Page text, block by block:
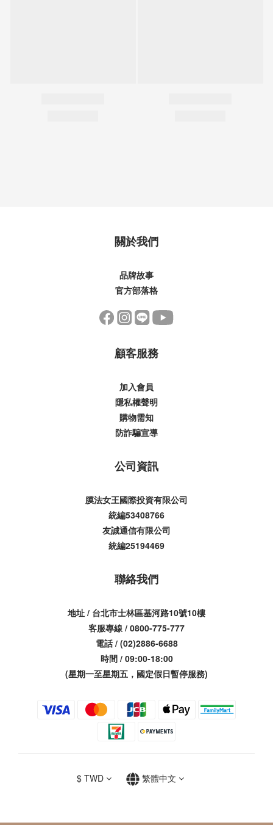
關於我們
品牌故事
官方部落格
顧客服務
加入會員
隱私權聲明
購物需知
防詐騙宣導
公司資訊
膜法女王國際投資有限公司
統編53408766
友誠通信有限公司
統編25194469
聯絡我們
地址 / 台北市士林區基河路10號10樓
客服專線 / 0800-775-777
電話 / (02)2886-6688
時間 / 09:00-18:00
(星期一至星期五，國定假日暫停服務)
$ TWD 繁體中文